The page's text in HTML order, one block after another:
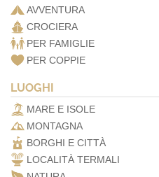
AVVENTURA
CROCIERA
PER FAMIGLIE
PER COPPIE
LUOGHI
MARE E ISOLE
MONTAGNA
BORGHI E CITTÀ
LOCALITÀ TERMALI